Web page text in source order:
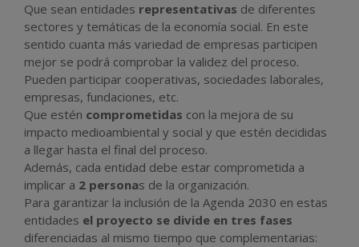
Que sean entidades representativas de diferentes
sectores y temáticas de la economía social. En este
sentido cuanta más variedad de empresas participen
mejor se podrá comprobar la validez del proceso.
Pueden participar cooperativas, sociedades laborales,
empresas, fundaciones, etc.
Que estén comprometidas con la mejora de su
impacto medioambiental y social y que estén decididas
a llegar hasta el final del proceso.
Además, cada entidad debe estar comprometida a
implicar a 2 personas de la organización.
Para garantizar la inclusión de la Agenda 2030 en estas
entidades el proyecto se divide en tres fases
diferenciadas al mismo tiempo que complementarias: